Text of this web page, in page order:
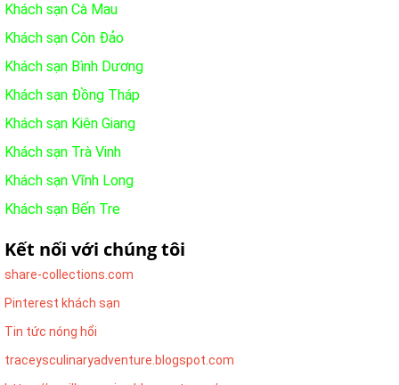
Khách sạn Cà Mau
Khách sạn Côn Đảo
Khách sạn Bình Dương
Khách sạn Đồng Tháp
Khách sạn Kiên Giang
Khách sạn Trà Vinh
Khách sạn Vĩnh Long
Khách sạn Bến Tre
Kết nối với chúng tôi
share-collections.com
Pinterest khách sạn
Tin tức nóng hổi
traceysculinaryadventure.blogspot.com